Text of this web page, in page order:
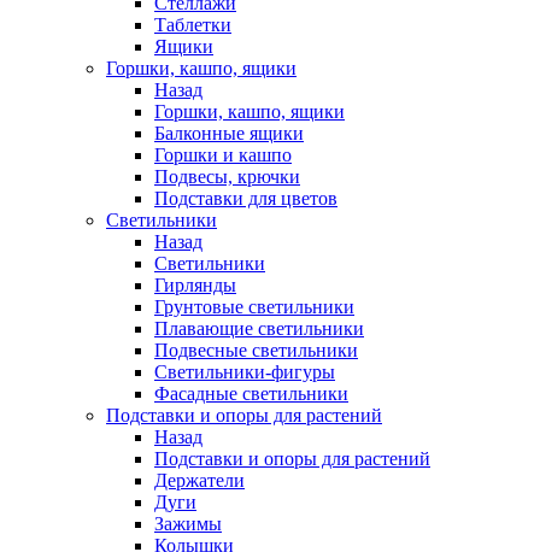
Таблетки
Ящики
Горшки, кашпо, ящики
Назад
Горшки, кашпо, ящики
Балконные ящики
Горшки и кашпо
Подвесы, крючки
Подставки для цветов
Светильники
Назад
Светильники
Гирлянды
Грунтовые светильники
Плавающие светильники
Подвесные светильники
Светильники-фигуры
Фасадные светильники
Подставки и опоры для растений
Назад
Подставки и опоры для растений
Держатели
Дуги
Зажимы
Колышки